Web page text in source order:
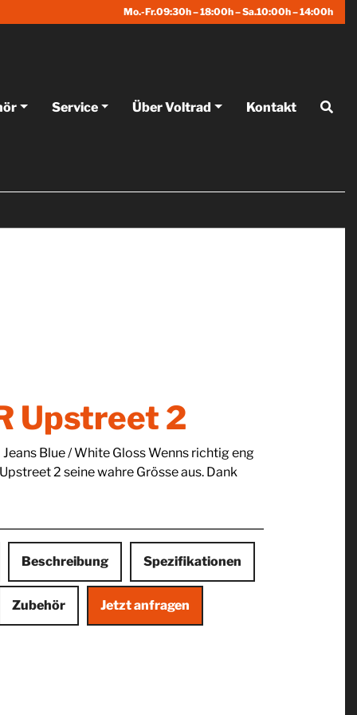
Mo.-Fr.09:30h – 18:00h – Sa.10:00h – 14:00h
Service Über Voltrad Kontakt
Upstreet 2
Blue / White Gloss Wenns richtig eng
2 seine wahre Grösse aus. Dank
Beschreibung Spezifikationen
Zubehör Jetzt anfragen